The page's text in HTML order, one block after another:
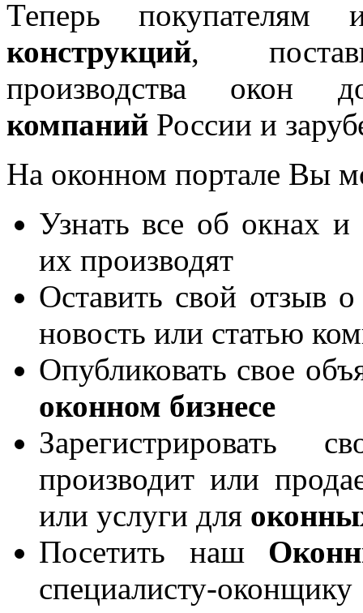
Теперь покупателям
конструкций,
производства окон
компаний России и
На оконном портале Вы
Узнать все об окнах и
их производят
Оставить свой отзыв
новость или статью
Опубликовать свое
оконном бизнесе
производит или
или услуги для
Посетить наш
специалисту-оконщику